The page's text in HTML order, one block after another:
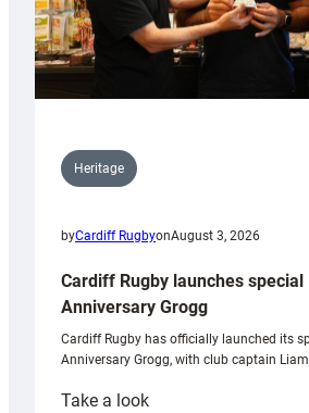
Heritage
byCardiff RugbyonAugust 3, 2026
Cardiff Rugby launches special
Anniversary Grogg
Cardiff Rugby has officially launched its
Anniversary Grogg, with club captain Liam
Take a look: